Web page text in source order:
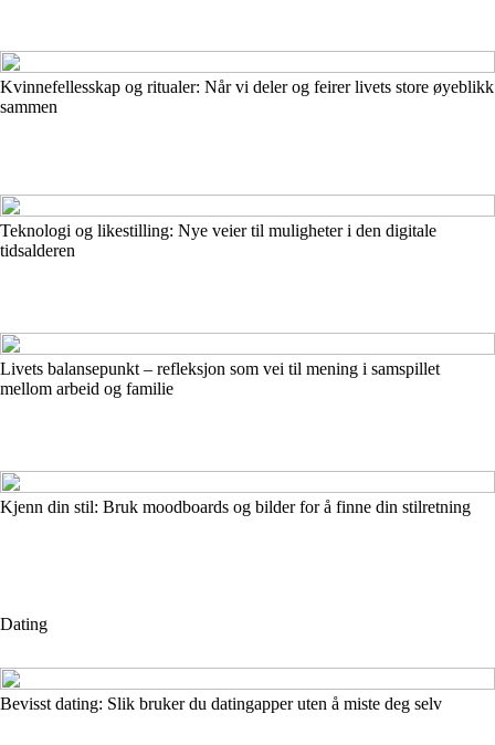
Kvinnefellesskap og ritualer: Når vi deler og feirer livets store øyeblikk
sammen
Teknologi og likestilling: Nye veier til muligheter i den digitale
tidsalderen
Livets balansepunkt – refleksjon som vei til mening i samspillet
mellom arbeid og familie
Kjenn din stil: Bruk moodboards og bilder for å finne din stilretning
Dating
Bevisst dating: Slik bruker du datingapper uten å miste deg selv